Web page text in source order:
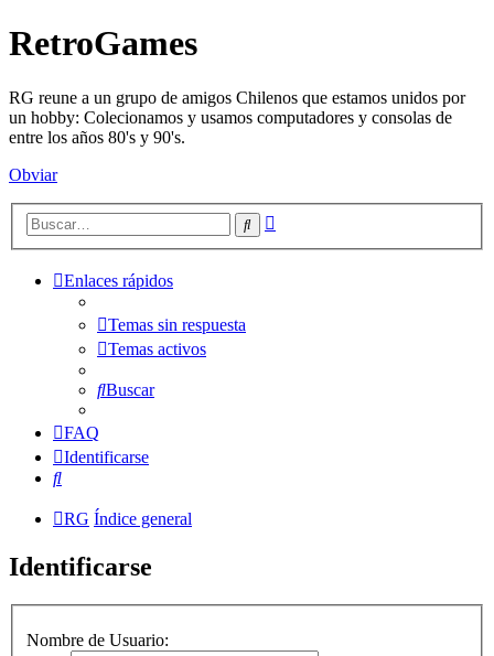
RetroGames
RG reune a un grupo de amigos Chilenos que estamos unidos por
un hobby: Colecionamos y usamos computadores y consolas de
entre los años 80's y 90's.
Obviar
Buscar
Enlaces rápidos
Temas sin respuesta
Temas activos
Buscar
FAQ
Identificarse
Buscar
RG Índice general
Identificarse
Nombre de Usuario: